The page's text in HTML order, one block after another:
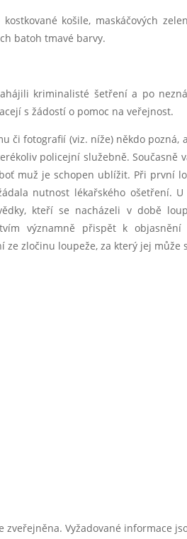
košile, maskáčových
batoh tmavé barvy.
kriminalisté šetření a po
s žádostí o pomoc na veřejnost.
či fotografií (viz. níže) někdo
policejní služebně. Současně
muž je schopen ublížit. Při první
nutnost lékařského ošetření.
kteří se nacházeli v době
významně přispět k
zločinu loupeže, za který jej může
zveřejněna. Vyžadované informace